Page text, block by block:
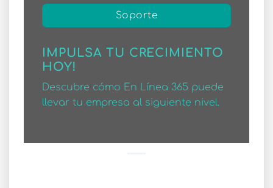
Soporte
IMPULSA TU CRECIMIENTO
HOY!
Descubre cómo En Línea 365 puede
llevar tu empresa al siguiente nivel.